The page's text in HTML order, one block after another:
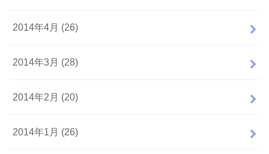
2014年4月 (26)
2014年3月 (28)
2014年2月 (20)
2014年1月 (26)